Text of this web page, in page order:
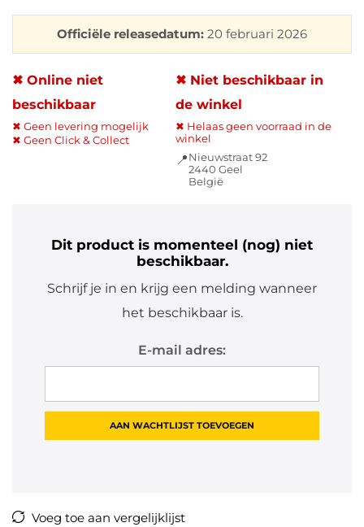
Officiële releasedatum: 20 februari 2026
✖ Online niet
beschikbaar
✖ Geen levering mogelijk
✖ Geen Click & Collect
✖ Niet beschikbaar in
de winkel
✖ Helaas geen voorraad in de
winkel
📍Nieuwstraat 92
2440 Geel
België
Dit product is momenteel (nog) niet
beschikbaar.
Schrijf je in en krijg een melding wanneer
het beschikbaar is.
E-mail adres:
Voeg toe aan vergelijklijst